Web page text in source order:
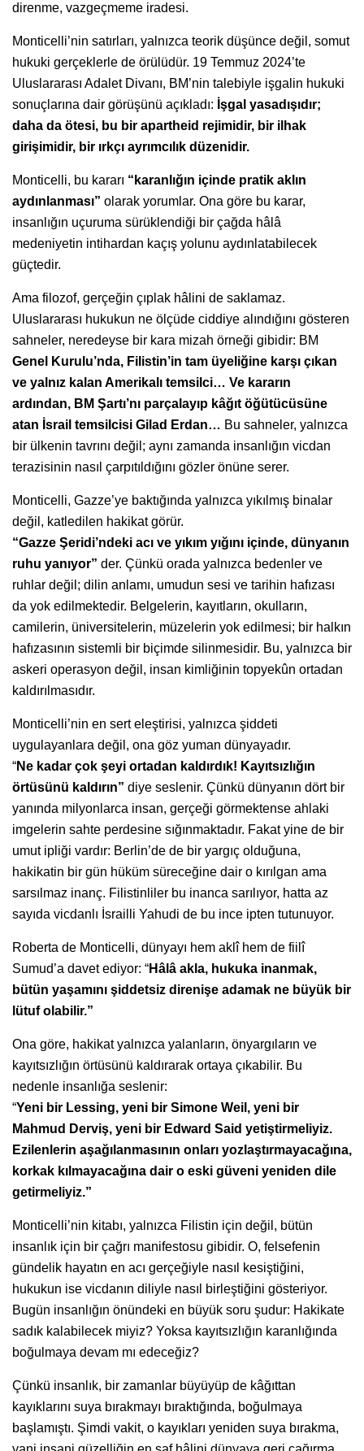
direnme, vazgeçmeme iradesi.
Monticelli’nin satırları, yalnızca teorik düşünce değil, somut
hukuki gerçeklerle de örülüdür. 19 Temmuz 2024’te
Uluslararası Adalet Divanı, BM’nin talebiyle işgalin hukuki
sonuçlarına dair görüşünü açıkladı: İşgal yasadışıdır;
daha da ötesi, bu bir apartheid rejimidir, bir ilhak
girişimidir, bir ırkçı ayrımcılık düzenidir.
Monticelli, bu kararı “karanlığın içinde pratik aklın
aydınlanması” olarak yorumlar. Ona göre bu karar,
insanlığın uçuruma sürüklendiği bir çağda hâlâ
medeniyetin intihardan kaçış yolunu aydınlatabilecek
güçtedir.
Ama filozof, gerçeğin çıplak hâlini de saklamaz.
Uluslararası hukukun ne ölçüde ciddiye alındığını gösteren
sahneler, neredeyse bir kara mizah örneği gibidir: BM
Genel Kurulu’nda, Filistin’in tam üyeliğine karşı çıkan
ve yalnız kalan Amerikalı temsilci… Ve kararın
ardından, BM Şartı’nı parçalayıp kâğıt öğütücüsüne
atan İsrail temsilcisi Gilad Erdan… Bu sahneler, yalnızca
bir ülkenin tavrını değil; aynı zamanda insanlığın vicdan
terazisinin nasıl çarpıtıldığını gözler önüne serer.
Monticelli, Gazze’ye baktığında yalnızca yıkılmış binalar
değil, katledilen hakikat görür.
“Gazze Şeridi’ndeki acı ve yıkım yığını içinde, dünyanın
ruhu yanıyor” der. Çünkü orada yalnızca bedenler ve
ruhlar değil; dilin anlamı, umudun sesi ve tarihin hafızası
da yok edilmektedir. Belgelerin, kayıtların, okulların,
camilerin, üniversitelerin, müzelerin yok edilmesi; bir halkın
hafızasının sistemli bir biçimde silinmesidir. Bu, yalnızca bir
askeri operasyon değil, insan kimliğinin topyekûn ortadan
kaldırılmasıdır.
Monticelli’nin en sert eleştirisi, yalnızca şiddeti
uygulayanlara değil, ona göz yuman dünyayadır.
“Ne kadar çok şeyi ortadan kaldırdık! Kayıtsızlığın
örtüsünü kaldırın” diye seslenir. Çünkü dünyanın dört bir
yanında milyonlarca insan, gerçeği görmektense ahlaki
imgelerin sahte perdesine sığınmaktadır. Fakat yine de bir
umut ipliği vardır: Berlin’de de bir yargıç olduğuna,
hakikatin bir gün hüküm süreceğine dair o kırılgan ama
sarsılmaz inanç. Filistinliler bu inanca sarılıyor, hatta az
sayıda vicdanlı İsrailli Yahudi de bu ince ipten tutunuyor.
Roberta de Monticelli, dünyayı hem aklî hem de fiilî
Sumud’a davet ediyor: “Hâlâ akla, hukuka inanmak,
bütün yaşamını şiddetsiz direnişe adamak ne büyük bir
lütuf olabilir.”
Ona göre, hakikat yalnızca yalanların, önyargıların ve
kayıtsızlığın örtüsünü kaldırarak ortaya çıkabilir. Bu
nedenle insanlığa seslenir:
“Yeni bir Lessing, yeni bir Simone Weil, yeni bir
Mahmud Derviş, yeni bir Edward Said yetiştirmeliyiz.
Ezilenlerin aşağılanmasının onları yozlaştırmayacağına,
korkak kılmayacağına dair o eski güveni yeniden dile
getirmeliyiz.”
Monticelli’nin kitabı, yalnızca Filistin için değil, bütün
insanlık için bir çağrı manifestosu gibidir. O, felsefenin
gündelik hayatın en acı gerçeğiyle nasıl kesiştiğini,
hukukun ise vicdanın diliyle nasıl birleştiğini gösteriyor.
Bugün insanlığın önündeki en büyük soru şudur: Hakikate
sadık kalabilecek miyiz? Yoksa kayıtsızlığın karanlığında
boğulmaya devam mı edeceğiz?
Çünkü insanlık, bir zamanlar büyüyüp de kâğıttan
kayıklarını suya bırakmayı bıraktığında, boğulmaya
başlamıştı. Şimdi vakit, o kayıkları yeniden suya bırakma,